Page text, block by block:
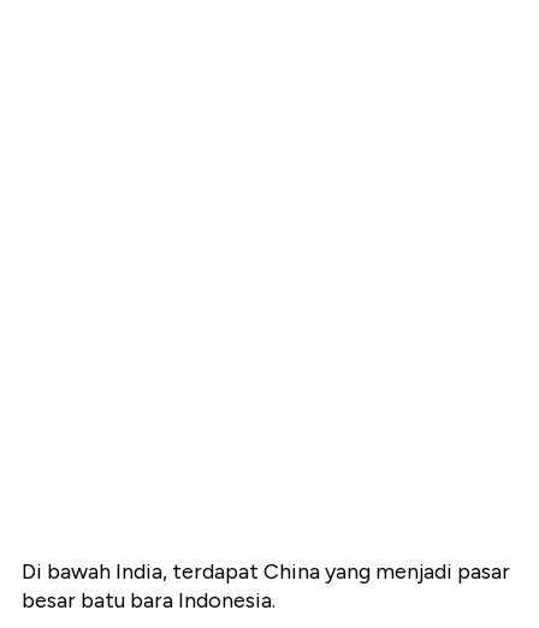
Di bawah India, terdapat China yang menjadi pasar
besar batu bara Indonesia.